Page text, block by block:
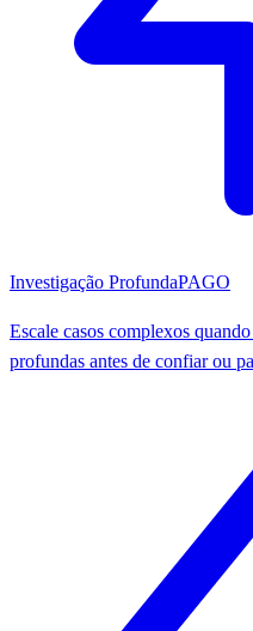
Investigação ProfundaPAGO
Escale casos complexos
profundas antes de confiar ou